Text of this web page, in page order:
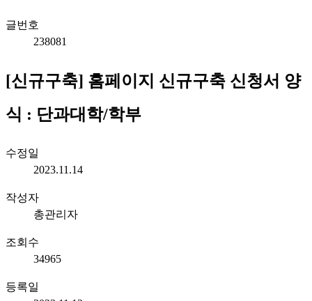
글번호
238081
[신규구축] 홈페이지 신규구축 신청서 양
식 : 단과대학/학부
수정일
2023.11.14
작성자
총관리자
조회수
34965
등록일